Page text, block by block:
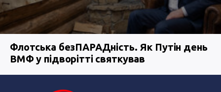
Флотська безПАРАДність. Як Путін день
ВМФ у підворітті святкував